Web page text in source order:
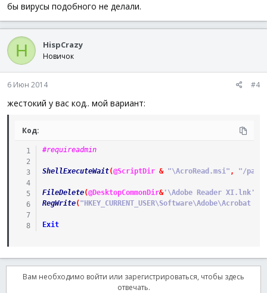
бы вирусы подобного не делали.
H HispCrazy
Новичок
6 Июн 2014 #4
жестокий у вас код.. мой вариант:
Код:
#requireadmin
ShellExecuteWait(@ScriptDir & "\AcroRead.msi" , "/
FileDelete(@DesktopCommonDir&'\Adobe Reader XI.lnk'
RegWrite( "HKEY_CURRENT_USER\Software\Adobe\Acrobat
Exit
Вам необходимо войти или зарегистрироваться, чтобы здесь
отвечать.